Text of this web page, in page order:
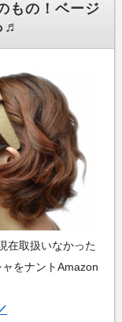
の！ベージ
♬
在取扱いなかった
をナントAmazon